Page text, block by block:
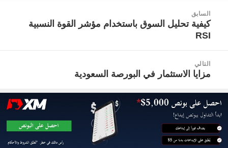
المقالاتالسابق
المقالة
السابقة:
كيفية تحليل السوق باستخدام مؤشر القوة النسبية
RSI
التالي
المقالة
مزايا الاستثمار في البورصة السعودية